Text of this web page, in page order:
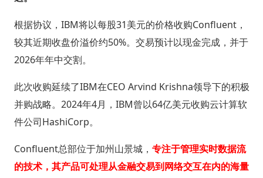
根据协议，IBM将以每股31美元的价格收购Confluent，
较其近期收盘价溢价约50%。交易预计以现金完成，并于
2026年年中交割。
此次收购延续了IBM在CEO Arvind Krishna领导下的积极
并购战略。2024年4月，IBM曾以64亿美元收购云计算软
件公司HashiCorp。
Confluent总部位于加州山景城， 专注于管理实时数据流
的技术，其产品可处理从金融交易到网络交互在内的海量